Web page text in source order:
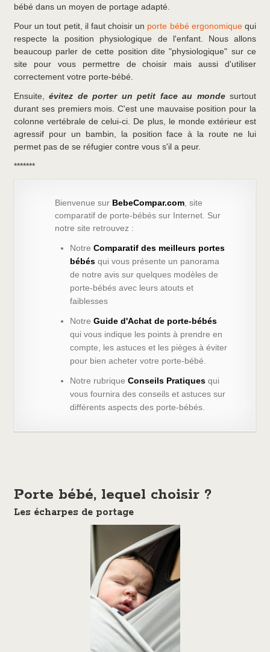
bébé dans un moyen de portage adapté.
Pour un tout petit, il faut choisir un porte bébé ergonomiquequi
respecte la position physiologique de l'enfant. Nous allons
beaucoup parler de cette position dite "physiologique" sur ce
site pour vous permettre de choisir mais aussi d'utiliser
correctement votre porte-bébé.
Ensuite,
évitez de porter un petit face au monde surtout
durant ses premiers mois. C'est une mauvaise position pour la
colonne vertébrale de celui-ci. De plus, le monde extérieur est
agressif pour un bambin, la position face à la route ne lui
permet pas de se réfugier contre vous s'il a peur.
*******
Bienvenue sur BebeCompar.com , site
comparatif de porte-bébés sur Internet. Sur
notre site retrouvez :
Notre Comparatif des meilleurs portes
bébés qui vous présente un panorama
de notre avis sur quelques modèles de
porte-bébés avec leurs atouts et
faiblesses
Notre Guide d'Achat de porte-bébés
qui vous indique les points à prendre en
compte, les astuces et les pièges à éviter
pour bien acheter votre porte-bébé.
Notre rubrique Conseils Pratiques qui
vous fournira des conseils et astuces sur
différents aspects des porte-bébés.
Porte bébé, lequel choisir ?
Les écharpes de portage